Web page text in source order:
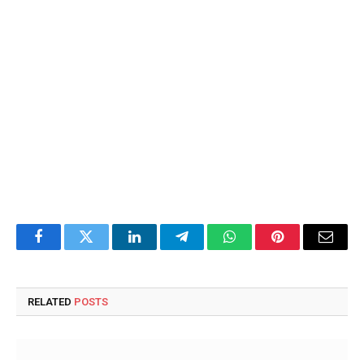
FacebookTwitter LinkedInTelegramWhatsAppPinterestEmail
RELATED POSTS